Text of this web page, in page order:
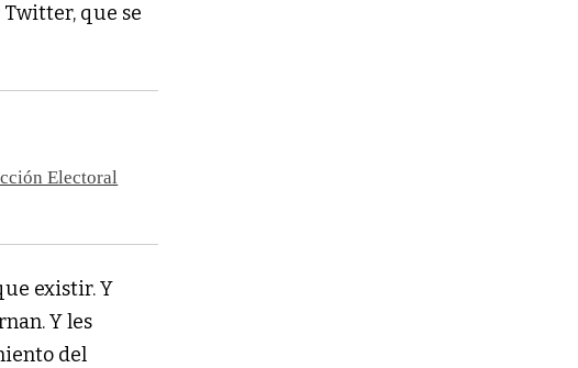
que se
Electoral
existir. Y
Y les
del